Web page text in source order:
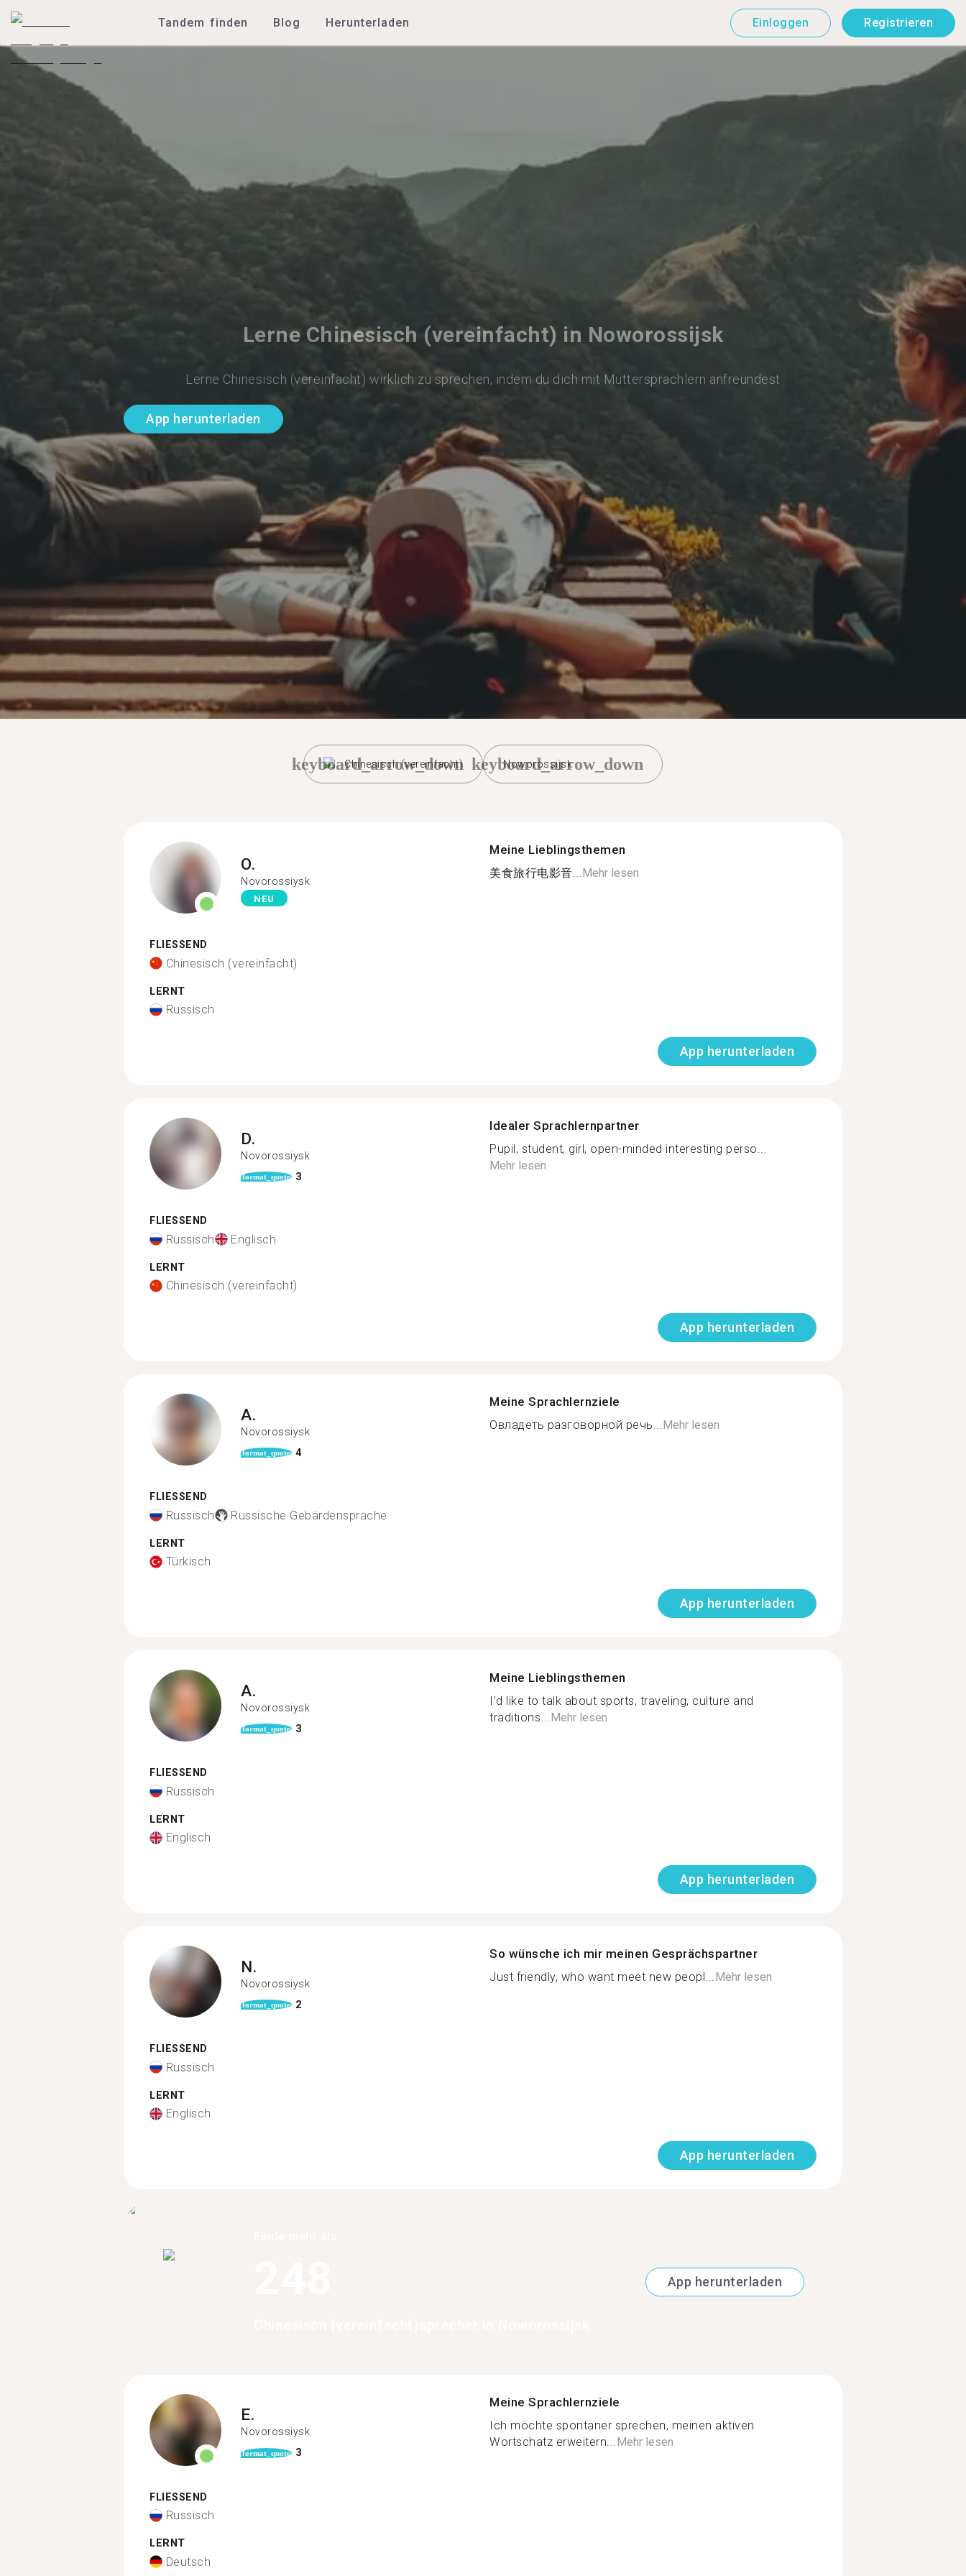
Tandem finden Blog Herunterladen Einloggen Registrieren
Lerne Chinesisch (vereinfacht) in Noworossijsk
Lerne Chinesisch (vereinfacht) wirklich zu sprechen, indem du dich mit Muttersprachlern anfreundest
App herunterladen
Chinesisch (vereinfacht)
keyboard_arrow_down Noworossijsk
keyboard_arrow_down
O.
Novorossiysk
NEU
FLIESSEND
Chinesisch (vereinfacht)
LERNT
Russisch
Meine Lieblingsthemen
美食旅行电影音...Mehr lesen
App herunterladen
D.
Novorossiysk
format_quote 3
FLIESSEND
Russisch Englisch
LERNT
Chinesisch (vereinfacht)
Idealer Sprachlernpartner
Pupil, student, girl, open-minded interesting perso...
Mehr lesen
App herunterladen
A.
Novorossiysk
format_quote 4
FLIESSEND
Russisch Russische Gebärdensprache
LERNT
Türkisch
Meine Sprachlernziele
Овладеть разговорной речь...Mehr lesen
App herunterladen
A.
Novorossiysk
format_quote 3
FLIESSEND
Russisch
LERNT
Englisch
Meine Lieblingsthemen
I’d like to talk about sports, traveling, culture and
traditions...Mehr lesen
App herunterladen
N.
Novorossiysk
format_quote 2
FLIESSEND
Russisch
LERNT
Englisch
So wünsche ich mir meinen Gesprächspartner
Just friendly, who want meet new peopl...Mehr lesen
App herunterladen
App herunterladen
E.
Novorossiysk
format_quote 3
FLIESSEND
Russisch
LERNT
Deutsch
Meine Sprachlernziele
Ich möchte spontaner sprechen, meinen aktiven
Wortschatz erweitern... Mehr lesen